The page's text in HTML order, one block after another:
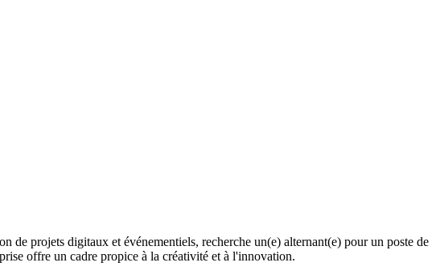
de projets digitaux et événementiels, recherche un(e) alternant(e) pour un poste de
offre un cadre propice à la créativité et à l'innovation.